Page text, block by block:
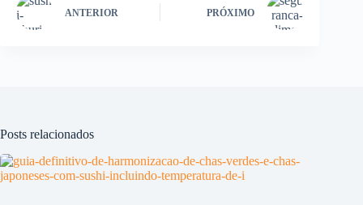
ANTERIOR PRÓXIMO
Posts relacionados